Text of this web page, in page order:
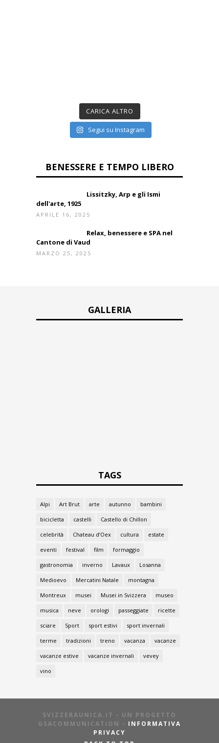
CARICA ALTRO
Segui su Instagram
BENESSERE E TEMPO LIBERO
Lissitzky, Arp e gli Ismi
dell'arte, 1925
APRILE 16, 2025
Relax, benessere e SPA nel
Cantone di Vaud
MARZO 25, 2025
GALLERIA
TAGS
Alpi Art Brut arte autunno bambini
bicicletta castelli Castello di Chillon
celebrità Chateau d’Oex cultura estate
eventi festival film formaggio
gastronomia inverno Lavaux Losanna
Medioevo Mercatini Natale montagna
Montreux musei Musei in Svizzera museo
musica neve orologi passeggiate ricette
sciare Sport sport estivi sport invernali
terme tradizioni treno vacanza vacanze
vacanze estive vacanze invernali vevey
vino
SVIZZERAUNICA.IT - UN PROGETTO
GSACOMMUNICATION - INFORMATIVA
PRIVACY